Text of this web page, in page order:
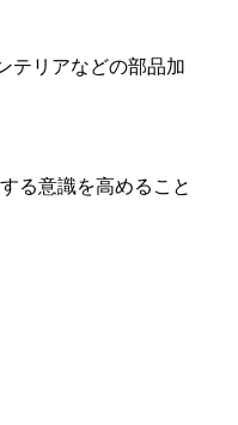
テリアなどの部品加
る意識を高めること